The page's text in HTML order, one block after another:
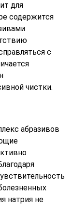
для
содержится
с
чистки.
абразивов
натрия не